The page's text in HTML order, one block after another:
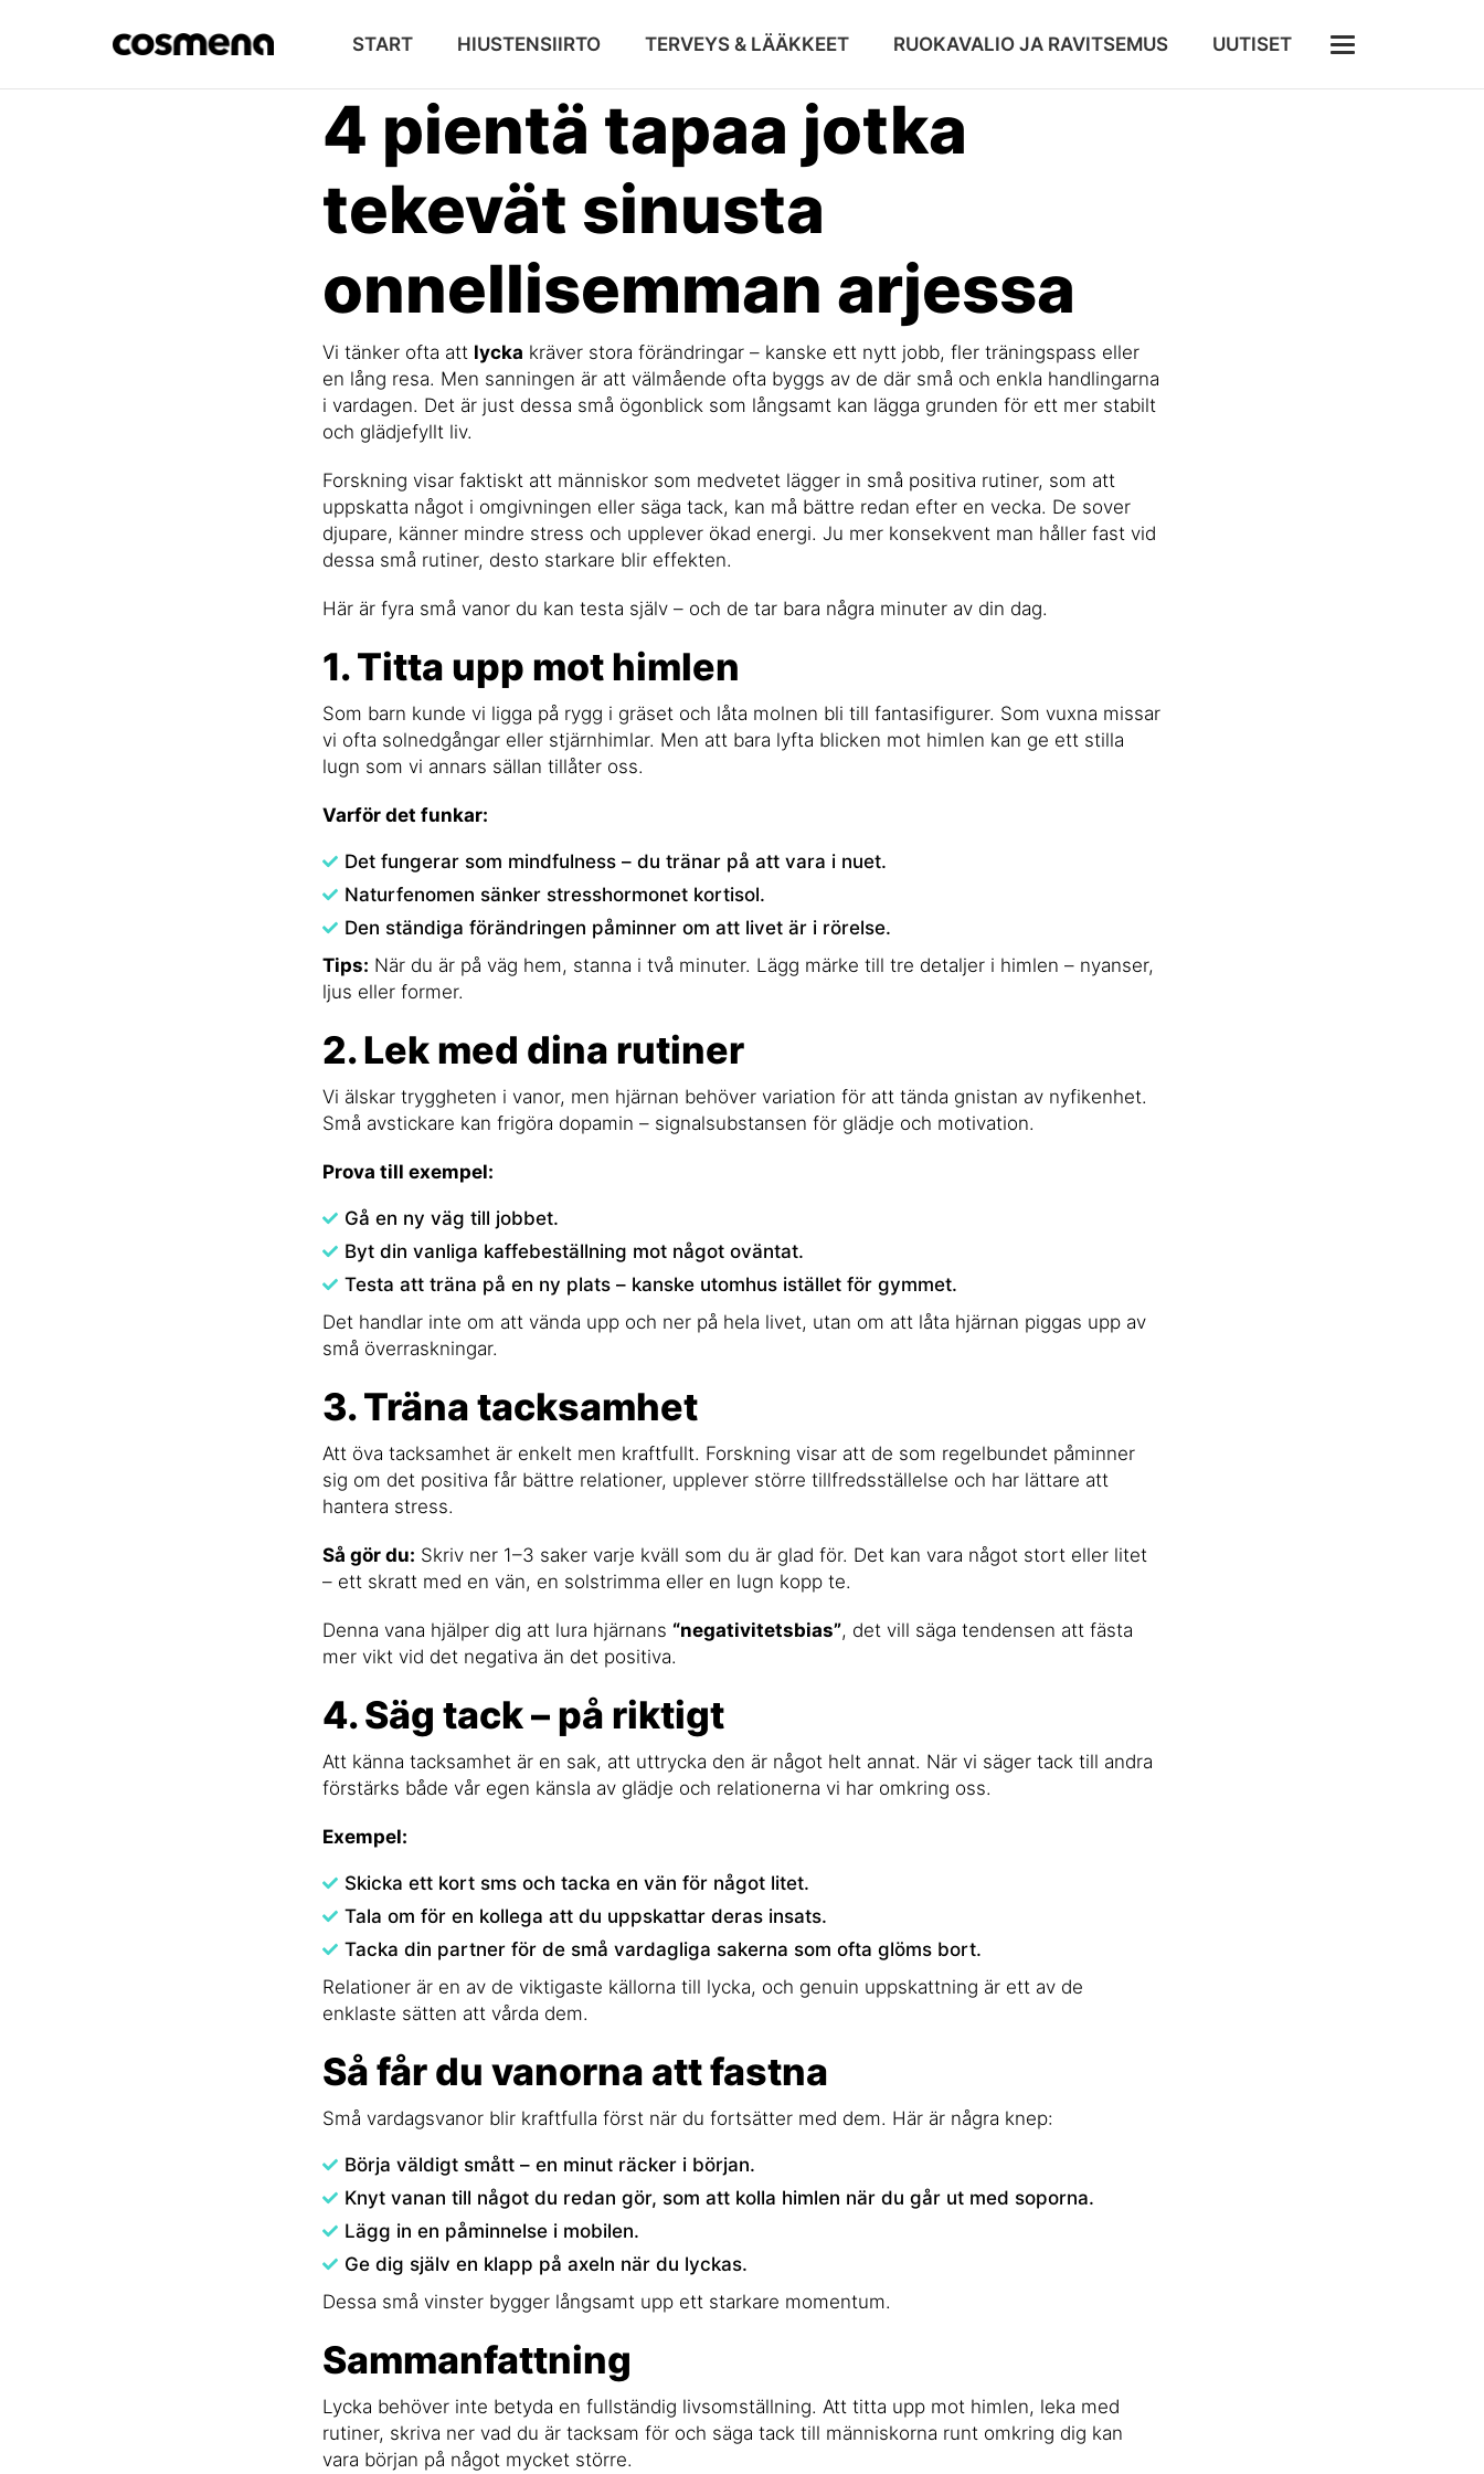
START HIUSTENSIIRTO TERVEYS & LÄÄKKEET RUOKAVALIO JA RAVITSEMUS UUTISET
4 pientä tapaa jotka
tekevät sinusta
onnellisemman arjessa
Vi tänker ofta att lycka kräver stora förändringar – kanske ett nytt jobb, fler träningspass eller
en lång resa. Men sanningen är att välmående ofta byggs av de där små och enkla handlingarna
i vardagen. Det är just dessa små ögonblick som långsamt kan lägga grunden för ett mer stabilt
och glädjefyllt liv.
Forskning visar faktiskt att människor som medvetet lägger in små positiva rutiner, som att
uppskatta något i omgivningen eller säga tack, kan må bättre redan efter en vecka. De sover
djupare, känner mindre stress och upplever ökad energi. Ju mer konsekvent man håller fast vid
dessa små rutiner, desto starkare blir effekten.
Här är fyra små vanor du kan testa själv – och de tar bara några minuter av din dag.
1. Titta upp mot himlen
Som barn kunde vi ligga på rygg i gräset och låta molnen bli till fantasifigurer. Som vuxna missar
vi ofta solnedgångar eller stjärnhimlar. Men att bara lyfta blicken mot himlen kan ge ett stilla
lugn som vi annars sällan tillåter oss.
Varför det funkar:
Det fungerar som mindfulness – du tränar på att vara i nuet.
Naturfenomen sänker stresshormonet kortisol.
Den ständiga förändringen påminner om att livet är i rörelse.
Tips: När du är på väg hem, stanna i två minuter. Lägg märke till tre detaljer i himlen – nyanser,
ljus eller former.
2. Lek med dina rutiner
Vi älskar tryggheten i vanor, men hjärnan behöver variation för att tända gnistan av nyfikenhet.
Små avstickare kan frigöra dopamin – signalsubstansen för glädje och motivation.
Prova till exempel:
Gå en ny väg till jobbet.
Byt din vanliga kaffebeställning mot något oväntat.
Testa att träna på en ny plats – kanske utomhus istället för gymmet.
Det handlar inte om att vända upp och ner på hela livet, utan om att låta hjärnan piggas upp av
små överraskningar.
3. Träna tacksamhet
Att öva tacksamhet är enkelt men kraftfullt. Forskning visar att de som regelbundet påminner
sig om det positiva får bättre relationer, upplever större tillfredsställelse och har lättare att
hantera stress.
Så gör du: Skriv ner 1–3 saker varje kväll som du är glad för. Det kan vara något stort eller litet
– ett skratt med en vän, en solstrimma eller en lugn kopp te.
Denna vana hjälper dig att lura hjärnans “negativitetsbias”, det vill säga tendensen att fästa
mer vikt vid det negativa än det positiva.
4. Säg tack – på riktigt
Att känna tacksamhet är en sak, att uttrycka den är något helt annat. När vi säger tack till andra
förstärks både vår egen känsla av glädje och relationerna vi har omkring oss.
Exempel:
Skicka ett kort sms och tacka en vän för något litet.
Tala om för en kollega att du uppskattar deras insats.
Tacka din partner för de små vardagliga sakerna som ofta glöms bort.
Relationer är en av de viktigaste källorna till lycka, och genuin uppskattning är ett av de
enklaste sätten att vårda dem.
Så får du vanorna att fastna
Små vardagsvanor blir kraftfulla först när du fortsätter med dem. Här är några knep:
Börja väldigt smått – en minut räcker i början.
Knyt vanan till något du redan gör, som att kolla himlen när du går ut med soporna.
Lägg in en påminnelse i mobilen.
Ge dig själv en klapp på axeln när du lyckas.
Dessa små vinster bygger långsamt upp ett starkare momentum.
Sammanfattning
Lycka behöver inte betyda en fullständig livsomställning. Att titta upp mot himlen, leka med
rutiner, skriva ner vad du är tacksam för och säga tack till människorna runt omkring dig kan
vara början på något mycket större.